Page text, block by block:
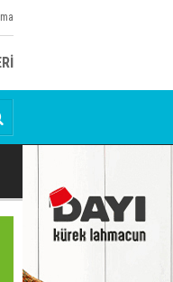
Haklılığın Resmi: